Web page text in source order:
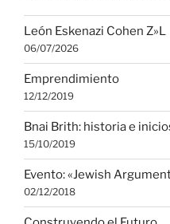
León Eskenazi Cohen Z»L
06/07/2026
Emprendimiento
12/12/2019
Bnai Brith: historia e
15/10/2019
Evento: «Jewish
02/12/2018